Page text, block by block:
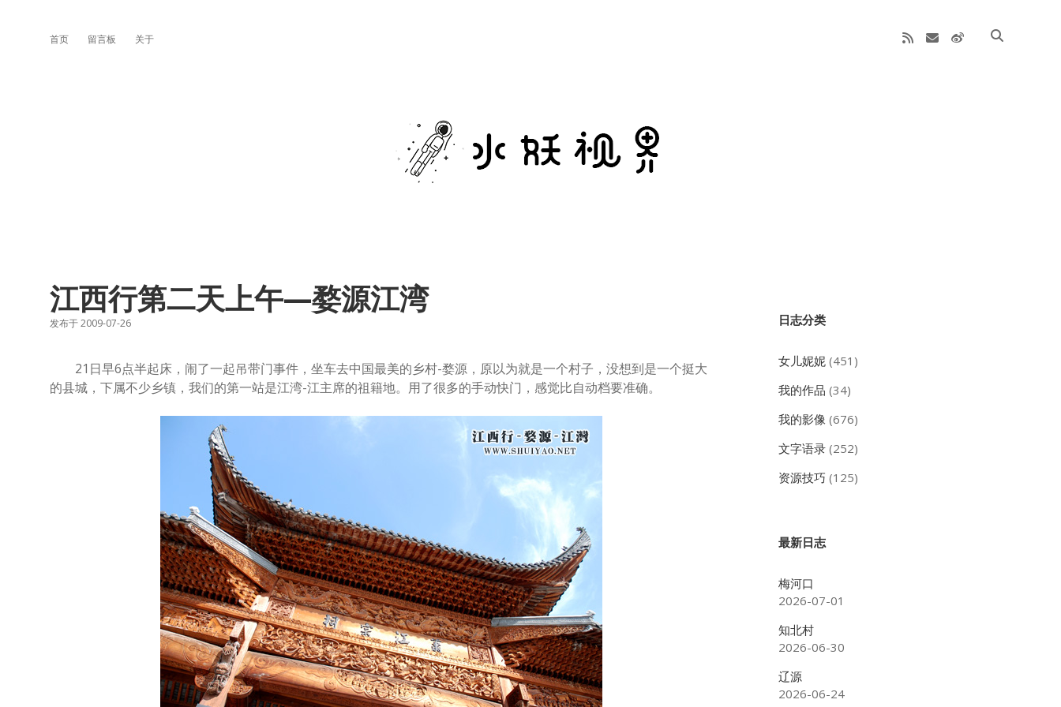
首页 留言板 关于 rss emailweibo
水
妖
界
江西行第二天上午—婺源江湾
发布于 2009-07-26
21日早6点半起床，闹了一起吊带门事件，坐车去中国最美的乡村-婺源，原以为就是一个村子，没想到是一个挺大
的县城，下属不少乡镇，我们的第一站是江湾-江主席的祖籍地。用了很多的手动快门，感觉比自动档要准确。
Sidebar
日志分类
女儿妮妮(451)
我的作品 (34)
我的影像 (676)
文字语录(252)
资源技巧 (125)
最新日志
梅河口
2026-07-01
知北村
2026-06-30
辽源
2026-06-24